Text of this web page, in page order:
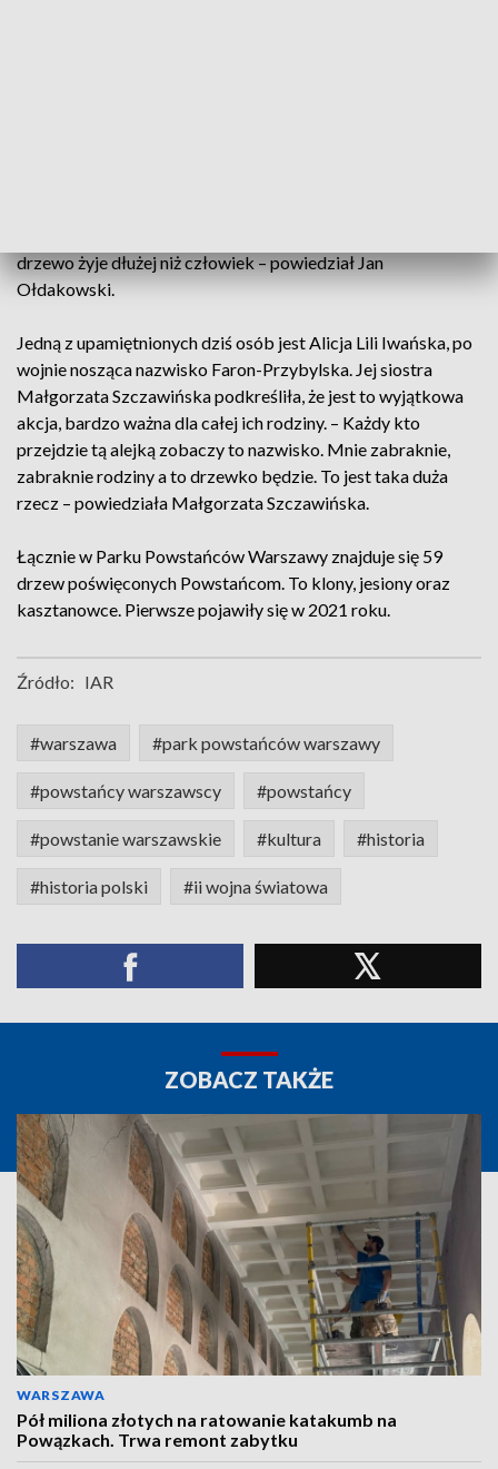
drzewo żyje dłużej niż człowiek – powiedział Jan
Ołdakowski.
Jedną z upamiętnionych dziś osób jest Alicja Lili Iwańska, po
wojnie nosząca nazwisko Faron-Przybylska. Jej siostra
Małgorzata Szczawińska podkreśliła, że jest to wyjątkowa
akcja, bardzo ważna dla całej ich rodziny. – Każdy kto
przejdzie tą alejką zobaczy to nazwisko. Mnie zabraknie,
zabraknie rodziny a to drzewko będzie. To jest taka duża
rzecz – powiedziała Małgorzata Szczawińska.
Łącznie w Parku Powstańców Warszawy znajduje się 59
drzew poświęconych Powstańcom. To klony, jesiony oraz
kasztanowce. Pierwsze pojawiły się w 2021 roku.
Źródło: IAR
#warszawa #park powstańców warszawy
#powstańcy warszawscy #powstańcy
#powstanie warszawskie #kultura #historia
#historia polski #ii wojna światowa
ZOBACZ TAKŻE
WARSZAWA
Pół miliona złotych na ratowanie katakumb na
Powązkach. Trwa remont zabytku